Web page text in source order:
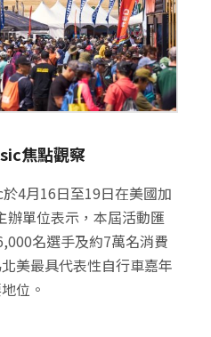
焦點觀察
4月16日至19日在美國加
單位表示，本屆活動匯
名選手及約7萬名消費
美最具代表性自行車嘉年
位。